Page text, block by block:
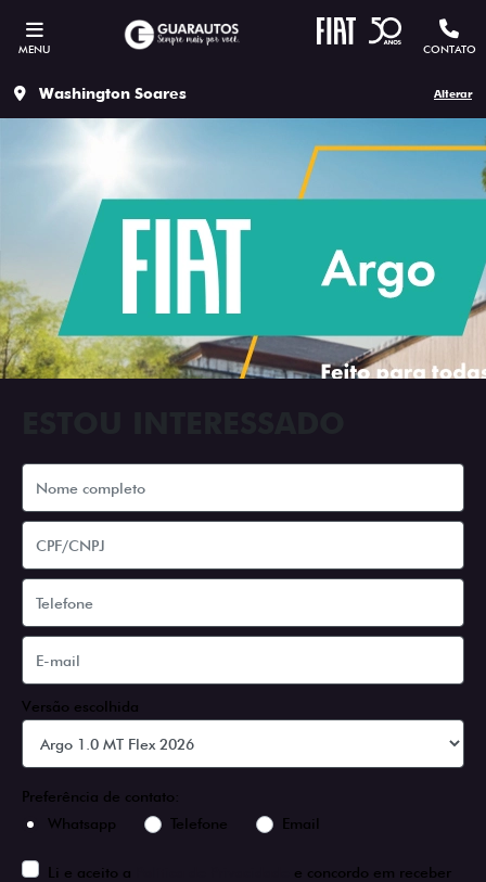
MENU CONTATO
Washington Soares Alterar
Versão escolhida
Preferência de contato:
Whatsapp
Telefone Email
Li e aceito a
e concordo em receber